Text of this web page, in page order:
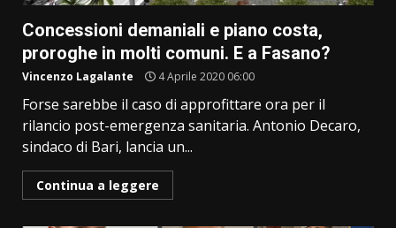
Concessioni demaniali e piano costa,
proroghe in molti comuni. E a Fasano?
Vincenzo Lagalante 4 Aprile 2020 06:00
Forse sarebbe il caso di approfittare ora per il
rilancio post-emergenza sanitaria. Antonio Decaro,
sindaco di Bari, lancia un...
Continua a leggere